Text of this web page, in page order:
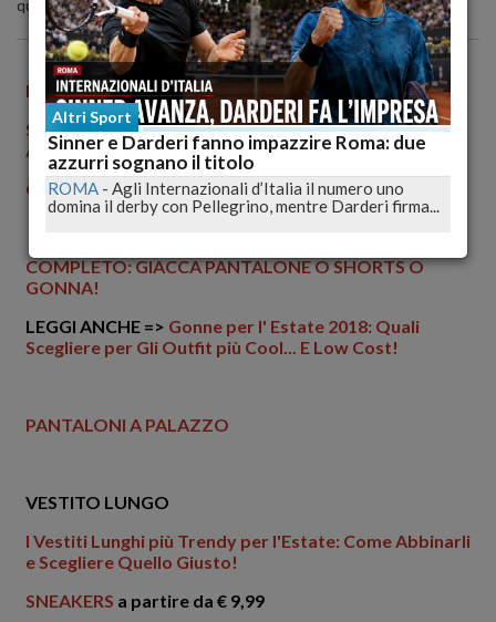
qui. Insomma, sono contento".
Altri Sport
Sinner e Darderi fanno impazzire Roma: due
azzurri sognano il titolo
ROMA - Agli Internazionali d’Italia il numero uno
domina il derby con Pellegrino, mentre Darderi firma...